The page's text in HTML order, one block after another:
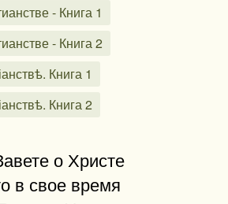
- Книга 1
- Книга 2
Книга 1
Книга 2
о Христе
в свое время